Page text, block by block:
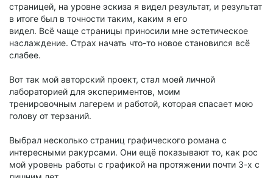
страницей, на уровне эскиза я видел результат, и результат
в итоге был в точности таким, каким я его
видел. Всё чаще страницы приносили мне эстетическое
наслаждение. Страх начать что-то новое становился всё
слабее.
Вот так мой авторский проект, стал моей личной
лабораторией для экспериментов, моим
тренировочным лагерем и работой, которая спасает мою
голову от терзаний.
Выбрал несколько страниц графического романа с
интересными ракурсами. Они ещё показывают то, как рос
мой уровень работы с графикой на протяжении почти 3-х с